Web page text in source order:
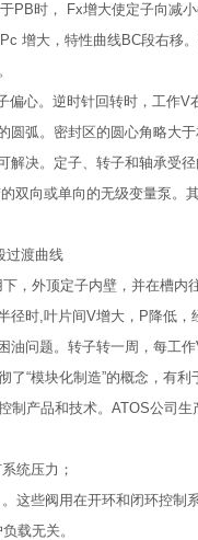
PB时， Fx增大使定子向减
增大，特性曲线BC段右移
偏心。逆时针回转时，工
弧。密封区的圆心角略大
决。定子、转子和轴承受
向或单向的无级变量泵。
过渡曲线
，外顶定子内壁，并在槽
时,叶片间V增大，P降低
问题。转子转一周，每工作
“模块化制造”的概念，有
产品和技术。ATOS公司
统压力；
这些阀用在开环和闭环控制
载无关。